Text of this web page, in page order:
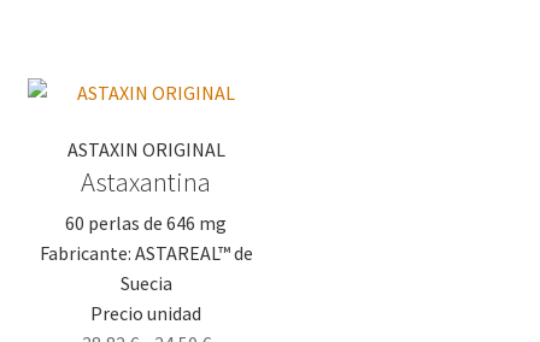
ASTAXIN ORIGINAL
Astaxantina
60 perlas de 646 mg
Fabricante: ASTAREAL™ de
Suecia
Precio unidad